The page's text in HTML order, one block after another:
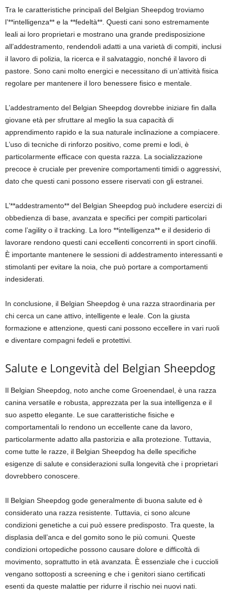
Tra le caratteristiche principali del Belgian Sheepdog troviamo
l’**intelligenza** e la **fedeltà**. Questi cani sono estremamente
leali ai loro proprietari e mostrano una grande predisposizione
all’addestramento, rendendoli adatti a una varietà di compiti, inclusi
il lavoro di polizia, la ricerca e il salvataggio, nonché il lavoro di
pastore. Sono cani molto energici e necessitano di un’attività fisica
regolare per mantenere il loro benessere fisico e mentale.
L’addestramento del Belgian Sheepdog dovrebbe iniziare fin dalla
giovane età per sfruttare al meglio la sua capacità di
apprendimento rapido e la sua naturale inclinazione a compiacere.
L’uso di tecniche di rinforzo positivo, come premi e lodi, è
particolarmente efficace con questa razza. La socializzazione
precoce è cruciale per prevenire comportamenti timidi o aggressivi,
dato che questi cani possono essere riservati con gli estranei.
L’**addestramento** del Belgian Sheepdog può includere esercizi di
obbedienza di base, avanzata e specifici per compiti particolari
come l’agility o il tracking. La loro **intelligenza** e il desiderio di
lavorare rendono questi cani eccellenti concorrenti in sport cinofili.
È importante mantenere le sessioni di addestramento interessanti e
stimolanti per evitare la noia, che può portare a comportamenti
indesiderati.
In conclusione, il Belgian Sheepdog è una razza straordinaria per
chi cerca un cane attivo, intelligente e leale. Con la giusta
formazione e attenzione, questi cani possono eccellere in vari ruoli
e diventare compagni fedeli e protettivi.
Salute e Longevità del Belgian Sheepdog
Il Belgian Sheepdog, noto anche come Groenendael, è una razza
canina versatile e robusta, apprezzata per la sua intelligenza e il
suo aspetto elegante. Le sue caratteristiche fisiche e
comportamentali lo rendono un eccellente cane da lavoro,
particolarmente adatto alla pastorizia e alla protezione. Tuttavia,
come tutte le razze, il Belgian Sheepdog ha delle specifiche
esigenze di salute e considerazioni sulla longevità che i proprietari
dovrebbero conoscere.
Il Belgian Sheepdog gode generalmente di buona salute ed è
considerato una razza resistente. Tuttavia, ci sono alcune
condizioni genetiche a cui può essere predisposto. Tra queste, la
displasia dell’anca e del gomito sono le più comuni. Queste
condizioni ortopediche possono causare dolore e difficoltà di
movimento, soprattutto in età avanzata. È essenziale che i cuccioli
vengano sottoposti a screening e che i genitori siano certificati
esenti da queste malattie per ridurre il rischio nei nuovi nati.